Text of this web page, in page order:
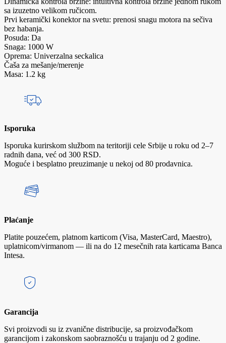
sa izuzetno velikom ručicom.
Prvi keramički konektor na svetu: prenosi snagu motora na sečiva
bez habanja.
Posuda: Da
Snaga: 1000 W
Oprema: Univerzalna seckalica
Čaša za mešanje/merenje
Masa: 1.2 kg
Isporuka
Isporuka kurirskom službom na teritoriji cele Srbije u roku od 2–7
radnih dana, već od 300 RSD.
Moguće i besplatno preuzimanje u nekoj od 80 prodavnica.
Plaćanje
Platite pouzećem, platnom karticom (Visa, MasterCard, Maestro),
uplatnicom/virmanom — ili na do 12 mesečnih rata karticama Banca
Intesa.
Garancija
Svi proizvodi su iz zvanične distribucije, sa proizvođačkom
garancijom i zakonskom saobraznošću u trajanju od 2 godine.